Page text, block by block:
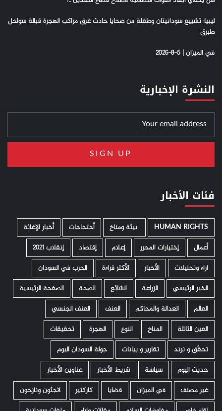
ليبيا: تشييع سودانيتان وطفلة من ضحايا حادث غرق مراكب الهجرة قبالة سواحل
طبرق
في الميزان | 5-8-2026
النشرة الإخبارية
فئات الأخبار
HUMAN RIGHTS ­ بيئة ومناخ أحتجاجات
أخبار الإغاثة
أعمال
إختيارات المحرر إعلام إقتصاد
إنقلاب 2021
اراء وتحليلات
الأخبار الأكثر قراءة
الحرب في السودان
الخبر الرئيسي
الزراعة الشائع الصحة
الصفحة الرئيسية
العالم
العدالة والمحاكم العنف
العنف الجنسي
العين الثالثة
المناخ النوع الهجرة
تحقيقات
تحقّق و ترند
تقارير و بيانات
جولة السودان اليوم
حديث اليوم
سياسة شريط الأخبار
عناوين الأخبار
غير مصنف
في الميزان قضايا كاركتير
لاجئون ونازحون